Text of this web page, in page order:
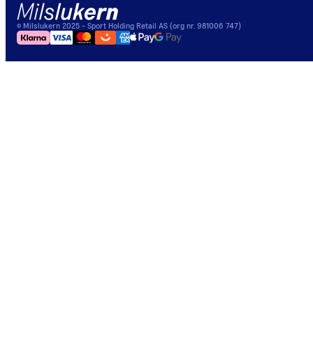
© Milslukern 2025 - Sport Holding Retail AS (org nr. 981006 747)